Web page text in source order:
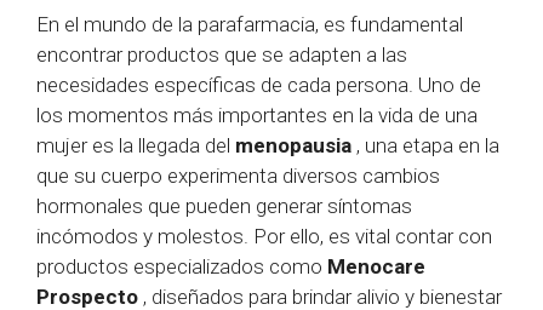
En el mundo de la parafarmacia, es fundamental
encontrar productos que se adapten a las
necesidades específicas de cada persona. Uno de
los momentos más importantes en la vida de una
mujer es la llegada del menopausia , una etapa en la
que su cuerpo experimenta diversos cambios
hormonales que pueden generar síntomas
incómodos y molestos. Por ello, es vital contar con
productos especializados como Menocare
Prospecto , diseñados para brindar alivio y bienestar